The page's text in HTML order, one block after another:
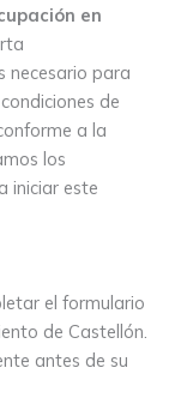
en
necesario para
de
a la
los
iniciar este
el formulario
de Castellón.
antes de su